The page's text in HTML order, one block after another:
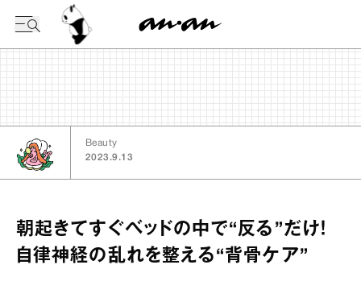
Beauty
2023.9.13
朝起きてすぐベッドの中で“反る”だけ！
自律神経の乱れを整える“背骨ケア”